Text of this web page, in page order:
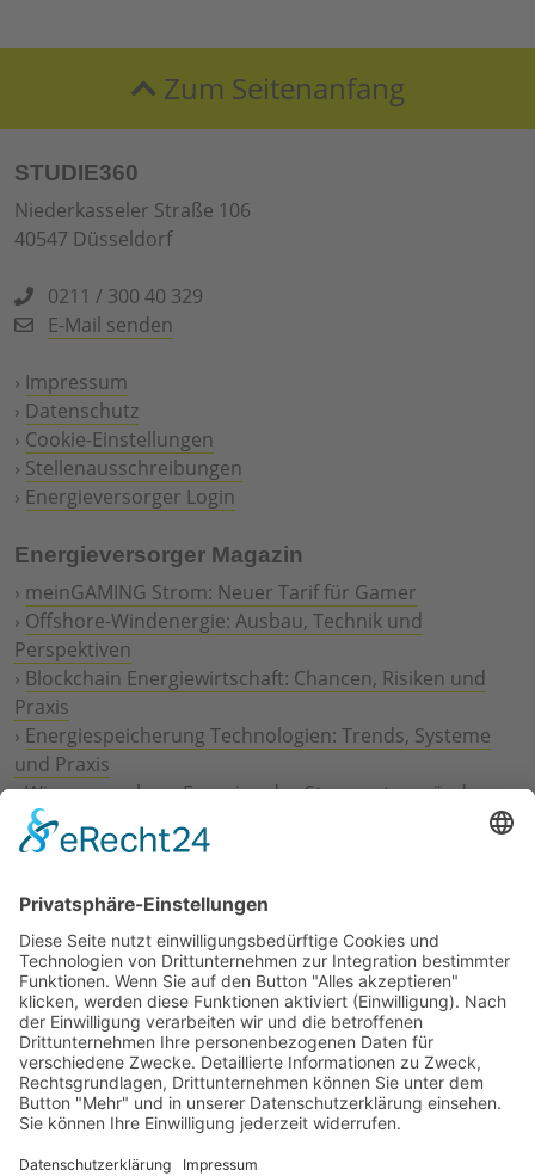
Zum Seitenanfang
STUDIE360
Niederkasseler Straße 106
40547 Düsseldorf
0211 / 300 40 329
E-Mail senden
› Impressum
› Datenschutz
› Cookie-Einstellungen
› Stellenausschreibungen
› Energieversorger Login
Energieversorger Magazin
› meinGAMING Strom: Neuer Tarif für Gamer
› Offshore-Windenergie: Ausbau, Technik und
Perspektiven
› Blockchain Energiewirtschaft: Chancen, Risiken und
Praxis
› Energiespeicherung Technologien: Trends, Systeme
und Praxis
›Wie erneuerbare Energien das Stromnetz verändern
Digitalisierung Energiewirtschaft: Effizienz, Netze und
Prozesse
Geschäftsmodelle
›Vorstandswechsel Westenergie: Böddeling übernimmt
befristet
›Wasserstoff-Hochlauf: Dialog, Infrastruktur und
konkrete Schritte
›Solaranlage Regenbogenfarben: FC St. Pauli und
LichtBlick installieren erste weltweite Anlage
Jetzt an der STUDIE360 teilnehmen